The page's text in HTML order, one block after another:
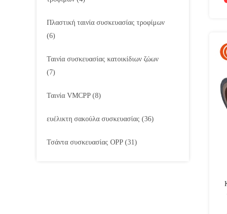
Πλαστική ταινία συσκευασίας τροφίμων
(6)
Ταινία συσκευασίας κατοικίδιων ζώων
(7)
Ταινία VMCPP (8)
ευέλικτη σακούλα συσκευασίας (36)
Τσάντα συσκευασίας OPP (31)